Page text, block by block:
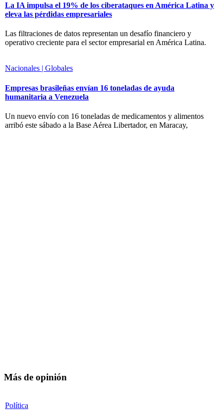
La IA impulsa el 19% de los ciberataques en América Latina y
eleva las pérdidas empresariales
Las filtraciones de datos representan un desafío financiero y
operativo creciente para el sector empresarial en América Latina.
Nacionales | Globales
Empresas brasileñas envían 16 toneladas de ayuda
humanitaria a Venezuela
Un nuevo envío con 16 toneladas de medicamentos y alimentos
arribó este sábado a la Base Aérea Libertador, en Maracay,
Más de opinión
Política